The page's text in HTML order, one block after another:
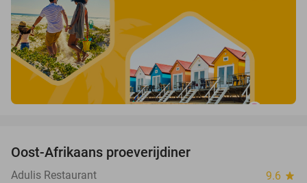
Oost-Afrikaans proeverijdiner
Adulis Restaurant 9.6 star